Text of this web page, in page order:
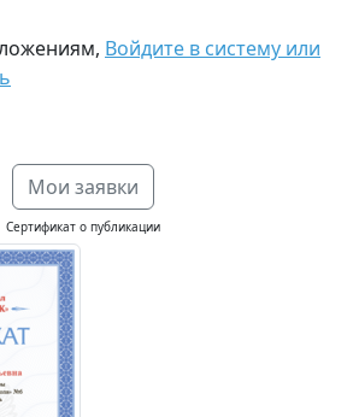
Войдите в систему или
Мои заявки
Сертификат о публикации